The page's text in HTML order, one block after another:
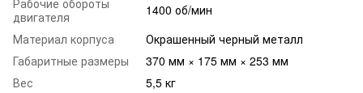
двигателя
1400 об/мин
Материал корпуса
Окрашенный черный металл
Габаритные размеры
370 мм × 175 мм × 253 мм
Вес
5,5 кг